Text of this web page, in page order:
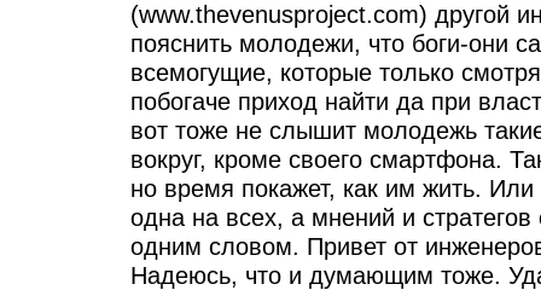
(www.thevenusproject.com) другой
пояснить молодежи, что боги-они
всемогущие, которые только
побогаче приход найти да при
вот тоже не слышит молодежь
вокруг, кроме своего смартфона.
но время покажет, как им жить.
одна на всех, а мнений и стратегов
одним словом. Привет от
Надеюсь, что и думающим тоже.